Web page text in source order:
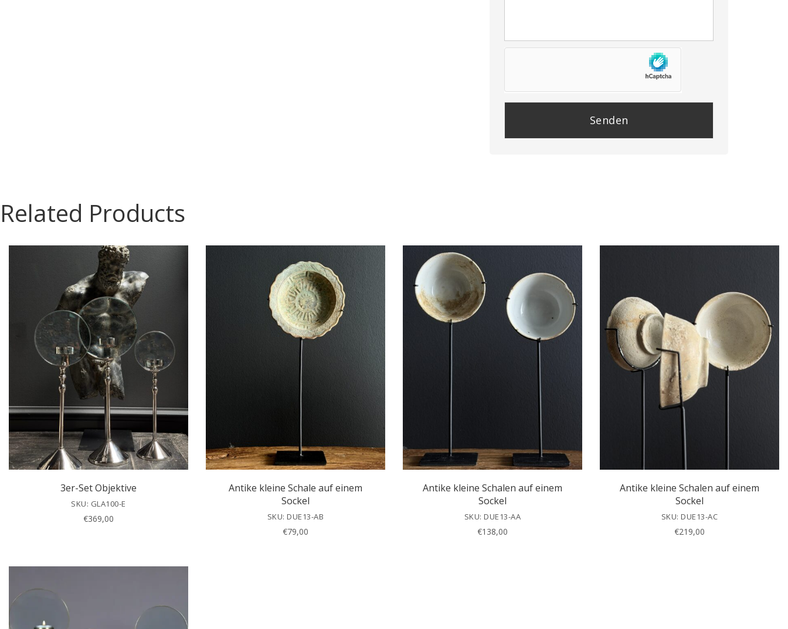
Related Products
3er-Set Objektive
SKU: GLA100-E
€369,00
Antike kleine Schale auf einem
Sockel
SKU: DUE13-AB
€79,00
Antike kleine Schalen auf einem
Sockel
SKU: DUE13-AA
€138,00
Antike kleine Schalen auf einem
Sockel
SKU: DUE13-AC
€219,00